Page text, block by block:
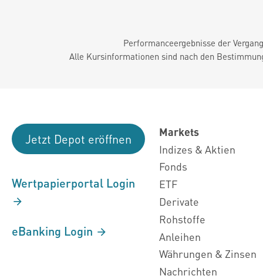
Performanceergebnisse der
Alle Kursinformationen sind nach den
Jetzt Depot eröffnen
Wertpapierportal Login
eBanking Login
Markets
Indizes & Aktien
Fonds
ETF
Derivate
Rohstoffe
Anleihen
Währungen & Zinsen
Nachrichten